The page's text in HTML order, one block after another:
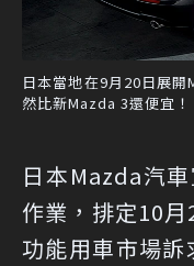
日本當地在9月20日展
然比新Mazda 3還便宜
日本Mazda汽
作業，排定10
功能用車市場